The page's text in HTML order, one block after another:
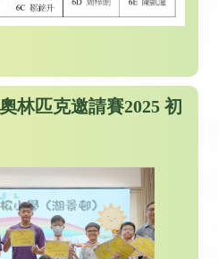
林匹克邀請賽2025 初